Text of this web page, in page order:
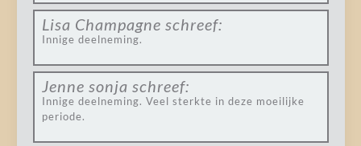
Lisa Champagne schreef:
Innige deelneming.
Jenne sonja schreef:
Innige deelneming. Veel sterkte in deze moeilijke
periode.